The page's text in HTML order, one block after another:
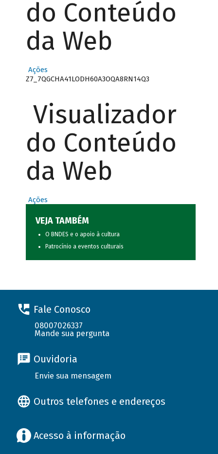
do Conteúdo
da Web
Ações
Z7_7QGCHA41LODH60A3OQA8RN14Q3
Visualizador
do Conteúdo
da Web
Ações
VEJA TAMBÉM
O BNDES e o apoio à cultura
Patrocínio a eventos culturais
Fale Conosco
08007026337
Mande sua pergunta
Ouvidoria
Envie sua mensagem
Outros telefones e endereços
Acesso à informação